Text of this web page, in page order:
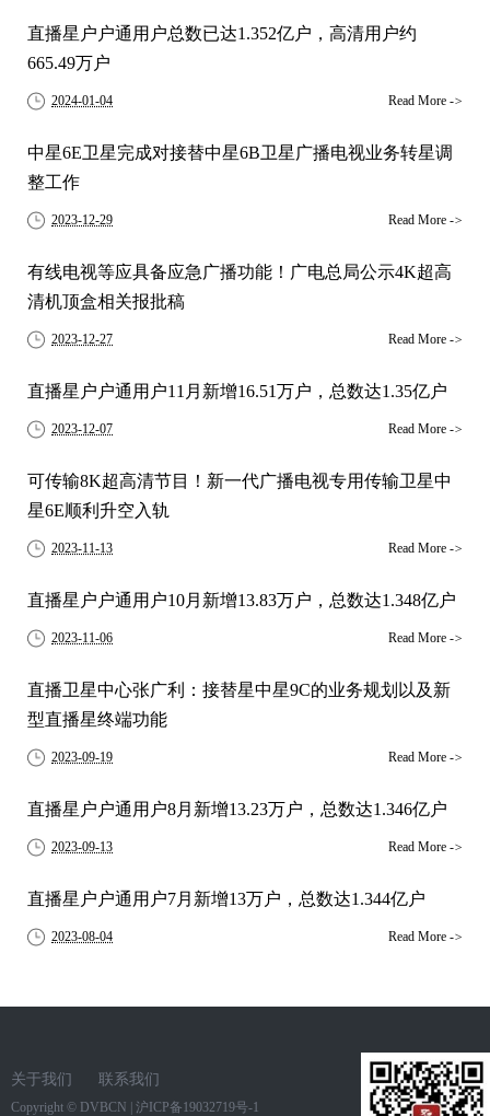
直播星户户通用户总数已达1.352亿户，高清用户约
665.49万户
2024-01-04 Read More ->
中星6E卫星完成对接替中星6B卫星广播电视业务转星调
整工作
2023-12-29 Read More ->
有线电视等应具备应急广播功能！广电总局公示4K超高
清机顶盒相关报批稿
2023-12-27 Read More ->
直播星户户通用户11月新增16.51万户，总数达1.35亿户
2023-12-07 Read More ->
可传输8K超高清节目！新一代广播电视专用传输卫星中
星6E顺利升空入轨
2023-11-13 Read More ->
直播星户户通用户10月新增13.83万户，总数达1.348亿户
2023-11-06 Read More ->
直播卫星中心张广利：接替星中星9C的业务规划以及新
型直播星终端功能
2023-09-19 Read More ->
直播星户户通用户8月新增13.23万户，总数达1.346亿户
2023-09-13 Read More ->
直播星户户通用户7月新增13万户，总数达1.344亿户
2023-08-04 Read More ->
关于我们 联系我们
Copyright © DVBCN | 沪ICP备19032719号-1